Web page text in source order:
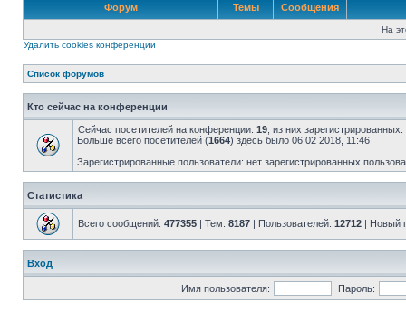
Форум Темы Сообщения
На
Удалить cookies конференции
Список форумов
Кто сейчас на конференции
Сейчас посетителей на конференции: 19 , из них
Больше всего посетителей (1664) здесь было 06 02 2018, 11:46
Зарегистрированные пользователи: нет зарегистрированных
Статистика
Всего сообщений: 477355 | Тем: 8187 | Пользователей: 12712 | Новый
Вход
Имя пользователя: Пароль: